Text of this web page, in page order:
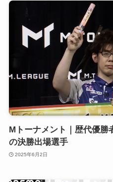
Mトーナメント｜歴代優
の決勝出場選手
2025年6月2日